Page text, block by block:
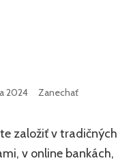
2024
Zanechať
založiť v tradičných
v online bankách,